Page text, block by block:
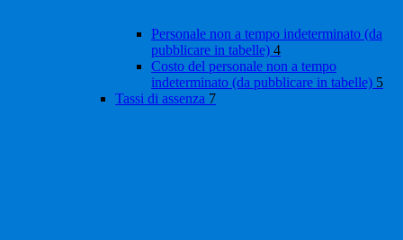
Personale non a tempo indeterminato (da
pubblicare in tabelle) 4
Costo del personale non a tempo
indeterminato (da pubblicare in tabelle) 5
Tassi di assenza 7